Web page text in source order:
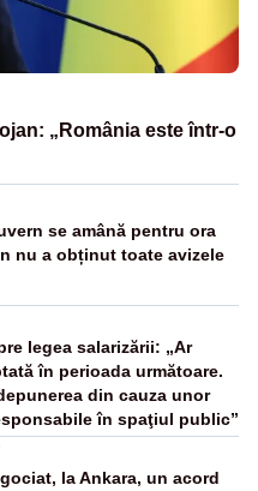
„România este într-o
se amână pentru ora
nu a obținut toate avizele
legea salarizării: „Ar
în perioada următoare.
din cauza unor
în spaţiul public”
la Ankara, un acord